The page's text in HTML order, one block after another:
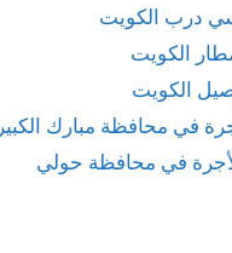
درب الكويت
الكويت
الكويت
في محافظة مبارك الكبير
في محافظة حولي